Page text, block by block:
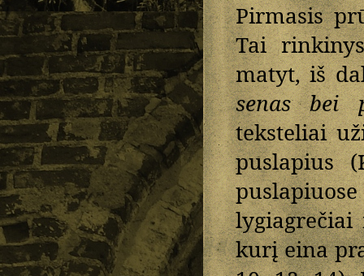
Pirmasis
Tai
matyt, iš
senas bei
teksteliai
puslapius
lygiagrečiai
kurį eina